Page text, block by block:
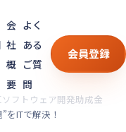
会
社
概
要
よく
ある
ご質
問
会員登録
フトウェア開発助成金
ITで解決！